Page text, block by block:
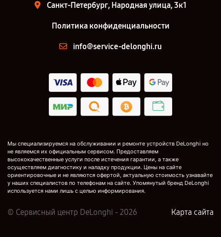
Санкт-Петербург, Народная улица, 3к1
Политика конфиденциальности
info@service-delonghi.ru
Мы специализируемся на обслуживании и ремонте устройств DeLonghi но
не являемся их официальным сервисом. Предоставляем
высококачественные услуги после истечения гарантии, а также
осуществляем диагностику и наладку продукции. Цены на сайте
ориентировочные и не являются офертой, актуальную стоимость узнавайте
у наших специалистов по телефонам на сайте. Упомянутый бренд DeLonghi
используется нами лишь с целью информирования.
© Сервисный центр DeLonghi - 2026 Карта сайта